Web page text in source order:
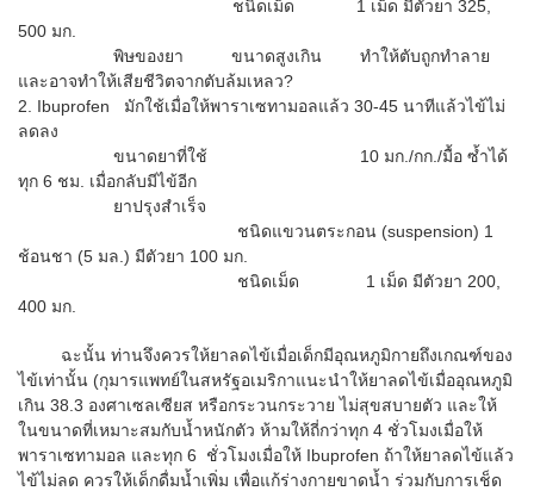
ชนิดเม็ด 1 เม็ด มีตัวยา 325,
500 มก.
พิษของยา ขนาดสูงเกิน ทำให้ตับถูกทำลาย
และอาจทำให้เสียชีวิตจากตับล้มเหลว?
2. Ibuprofen มักใช้เมื่อให้พาราเซทามอลแล้ว 30-45 นาทีแล้วไข้ไม่
ลดลง
ขนาดยาที่ใช้ 10 มก./กก./มื้อ ซ้ำได้
ทุก 6 ชม. เมื่อกลับมีไข้อีก
ยาปรุงสำเร็จ
ชนิดแขวนตระกอน (suspension) 1
ช้อนชา (5 มล.) มีตัวยา 100 มก.
ชนิดเม็ด 1 เม็ด มีตัวยา 200,
400 มก.
ฉะนั้น ท่านจึงควรให้ยาลดไข้เมื่อเด็กมีอุณหภูมิกายถึงเกณฑ์ของ
ไข้เท่านั้น (กุมารแพทย์ในสหรัฐอเมริกาแนะนำให้ยาลดไข้เมื่ออุณหภูมิ
เกิน 38.3 องศาเซลเซียส หรือกระวนกระวาย ไม่สุขสบายตัว และให้
ในขนาดที่เหมาะสมกับน้ำหนักตัว ห้ามให้ถี่กว่าทุก 4 ชั่วโมงเมื่อให้
พาราเซทามอล และทุก 6 ชั่วโมงเมื่อให้ Ibuprofen ถ้าให้ยาลดไข้แล้ว
ไข้ไม่ลด ควรให้เด็กดื่มน้ำเพิ่ม เพื่อแก้ร่างกายขาดน้ำ ร่วมกับการเช็ด